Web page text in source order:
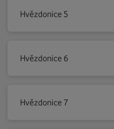
Hvězdonice 5
Hvězdonice 6
Hvězdonice 7